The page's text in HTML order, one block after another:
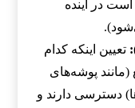
در آینده
تعیین اینکه کدام
(مانند پوشه‌های
دسترسی دارند و